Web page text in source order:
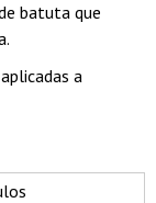
batuta que
a